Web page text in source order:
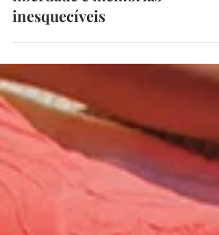
Os perfumes mais desejados do
momento cheiram a verão,
liberdade e memórias
inesquecíveis